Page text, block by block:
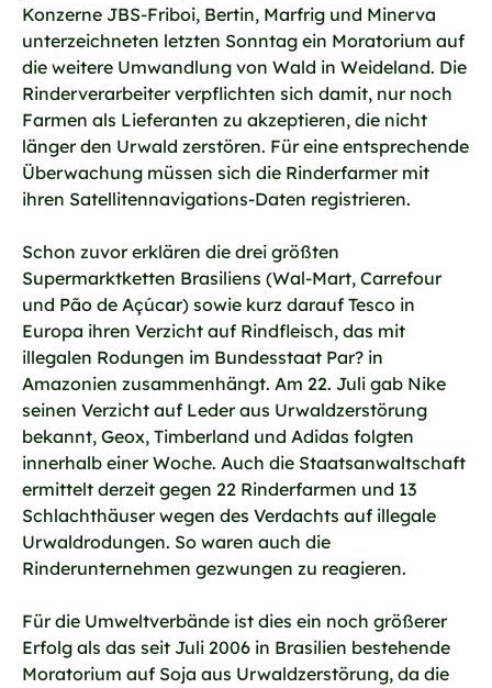
Konzerne JBS-Friboi, Bertin, Marfrig und Minerva
unterzeichneten letzten Sonntag ein Moratorium auf
die weitere Umwandlung von Wald in Weideland. Die
Rinderverarbeiter verpflichten sich damit, nur noch
Farmen als Lieferanten zu akzeptieren, die nicht
länger den Urwald zerstören. Für eine entsprechende
Überwachung müssen sich die Rinderfarmer mit
ihren Satellitennavigations-Daten registrieren.
Schon zuvor erklären die drei größten
Supermarktketten Brasiliens (Wal-Mart, Carrefour
und Pão de Açúcar) sowie kurz darauf Tesco in
Europa ihren Verzicht auf Rindfleisch, das mit
illegalen Rodungen im Bundesstaat Par? in
Amazonien zusammenhängt. Am 22. Juli gab Nike
seinen Verzicht auf Leder aus Urwaldzerstörung
bekannt, Geox, Timberland und Adidas folgten
innerhalb einer Woche. Auch die Staatsanwaltschaft
ermittelt derzeit gegen 22 Rinderfarmen und 13
Schlachthäuser wegen des Verdachts auf illegale
Urwaldrodungen. So waren auch die
Rinderunternehmen gezwungen zu reagieren.
Für die Umweltverbände ist dies ein noch größerer
Erfolg als das seit Juli 2006 in Brasilien bestehende
Moratorium auf Soja aus Urwaldzerstörung, da die